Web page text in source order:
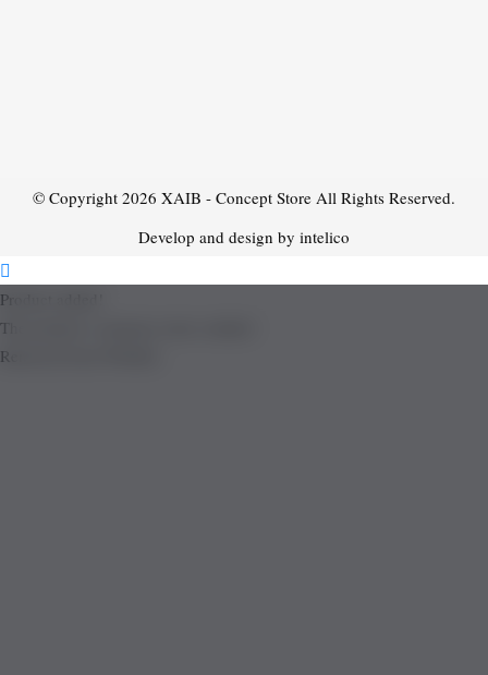
© Copyright 2026 XAIB - Concept Store All Rights Reserved.
Develop and design by intelico
Product added!
The product is already in the wishlist!
Removed from Wishlist